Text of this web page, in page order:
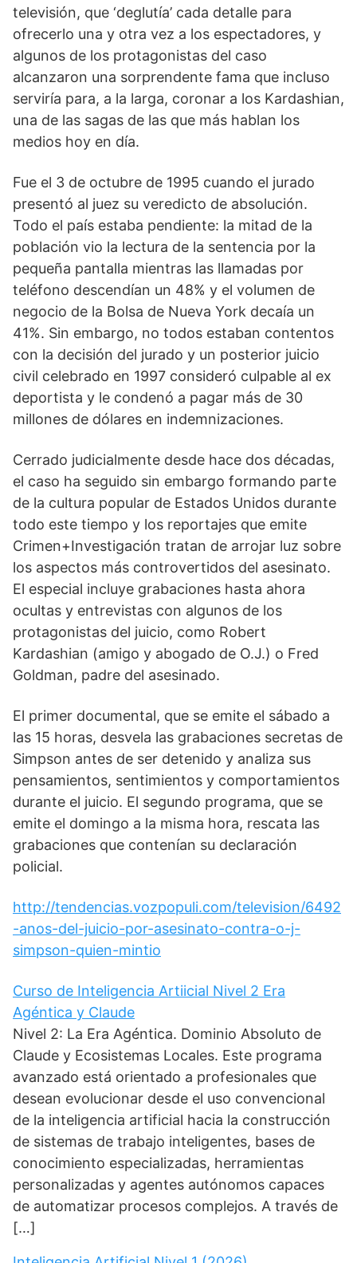
televisión, que ‘deglutía’ cada detalle para
ofrecerlo una y otra vez a los espectadores, y
algunos de los protagonistas del caso
alcanzaron una sorprendente fama que incluso
serviría para, a la larga, coronar a los Kardashian,
una de las sagas de las que más hablan los
medios hoy en día.
Fue el 3 de octubre de 1995 cuando el jurado
presentó al juez su veredicto de absolución.
Todo el país estaba pendiente: la mitad de la
población vio la lectura de la sentencia por la
pequeña pantalla mientras las llamadas por
teléfono descendían un 48% y el volumen de
negocio de la Bolsa de Nueva York decaía un
41%. Sin embargo, no todos estaban contentos
con la decisión del jurado y un posterior juicio
civil celebrado en 1997 consideró culpable al ex
deportista y le condenó a pagar más de 30
millones de dólares en indemnizaciones.
Cerrado judicialmente desde hace dos décadas,
el caso ha seguido sin embargo formando parte
de la cultura popular de Estados Unidos durante
todo este tiempo y los reportajes que emite
Crimen+Investigación tratan de arrojar luz sobre
los aspectos más controvertidos del asesinato.
El especial incluye grabaciones hasta ahora
ocultas y entrevistas con algunos de los
protagonistas del juicio, como Robert
Kardashian (amigo y abogado de O.J.) o Fred
Goldman, padre del asesinado.
El primer documental, que se emite el sábado a
las 15 horas, desvela las grabaciones secretas de
Simpson antes de ser detenido y analiza sus
pensamientos, sentimientos y comportamientos
durante el juicio. El segundo programa, que se
emite el domingo a la misma hora, rescata las
grabaciones que contenían su declaración
policial.
http://tendencias.vozpopuli.com/television/6492
-anos-del-juicio-por-asesinato-contra-o-j-
simpson-quien-mintio
Curso de Inteligencia Artiicial Nivel 2 Era
Agéntica y Claude
Nivel 2: La Era Agéntica. Dominio Absoluto de
Claude y Ecosistemas Locales. Este programa
avanzado está orientado a profesionales que
desean evolucionar desde el uso convencional
de la inteligencia artificial hacia la construcción
de sistemas de trabajo inteligentes, bases de
conocimiento especializadas, herramientas
personalizadas y agentes autónomos capaces
de automatizar procesos complejos. A través de
[…]